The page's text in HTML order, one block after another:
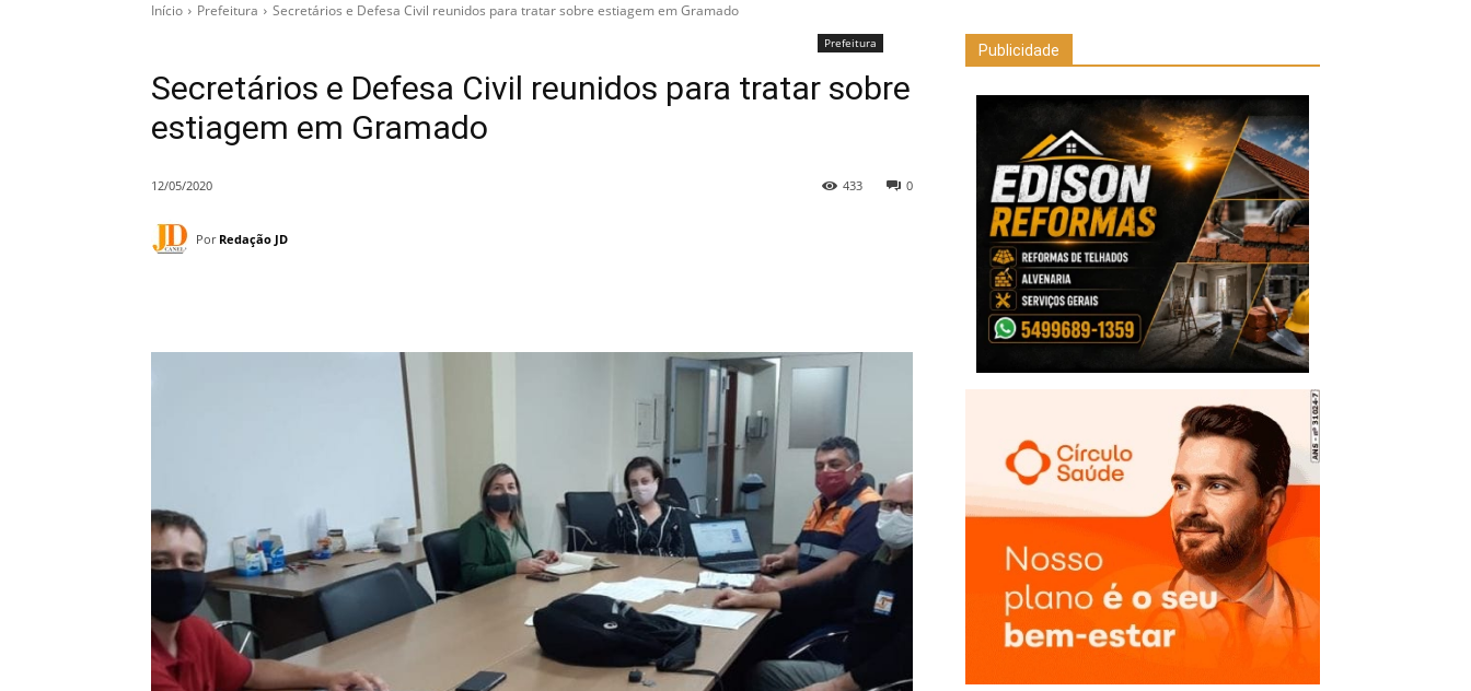
Início Prefeitura Secretários e Defesa Civil reunidos para tratar sobre estiagem em Gramado
Prefeitura
Secretários e Defesa Civil reunidos para tratar sobre
estiagem em Gramado
12/05/2020 0
433
Por Redação JD
Publicidade